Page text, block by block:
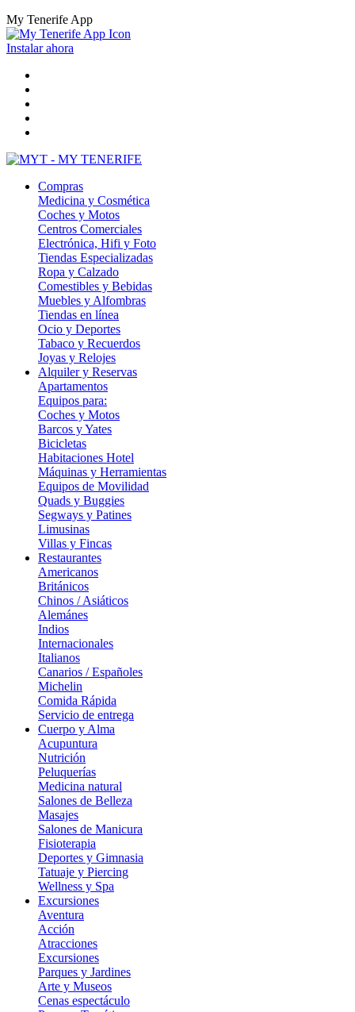
My Tenerife App
Instalar ahora
Compras
Medicina y Cosmética
Coches y Motos
Centros Comerciales
Electrónica, Hifi y Foto
Tiendas Especializadas
Ropa y Calzado
Comestibles y Bebidas
Muebles y Alfombras
Tiendas en línea
Ocio y Deportes
Tabaco y Recuerdos
Joyas y Relojes
Alquiler y Reservas
Apartamentos
Equipos para:
Coches y Motos
Barcos y Yates
Bicicletas
Habitaciones Hotel
Máquinas y Herramientas
Equipos de Movilidad
Quads y Buggies
Segways y Patines
Limusinas
Villas y Fincas
Restaurantes
Americanos
Británicos
Chinos / Asiáticos
Alemánes
Indios
Internacionales
Italianos
Canarios / Españoles
Michelin
Comida Rápida
Servicio de entrega
Cuerpo y Alma
Acupuntura
Nutrición
Peluquerías
Medicina natural
Salones de Belleza
Masajes
Salones de Manicura
Fisioterapia
Deportes y Gimnasia
Tatuaje y Piercing
Wellness y Spa
Excursiones
Aventura
Acción
Atracciones
Excursiones
Parques y Jardines
Arte y Museos
Cenas espectáculo